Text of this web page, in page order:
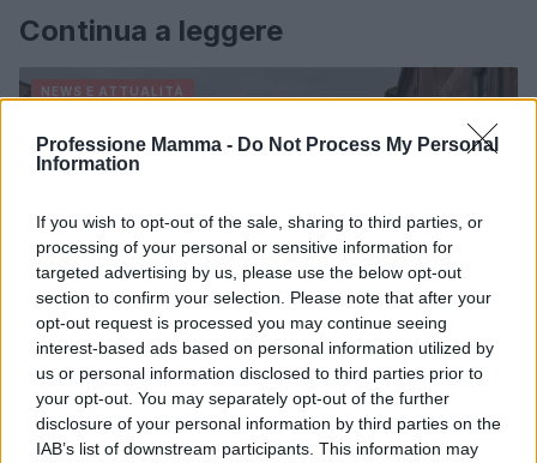
Professione Mamma - Do Not Process My Personal
Information
If you wish to opt-out of the sale, sharing to third parties, or
processing of your personal or sensitive information for
targeted advertising by us, please use the below opt-out
section to confirm your selection. Please note that after your
opt-out request is processed you may continue seeing
interest-based ads based on personal information utilized by
us or personal information disclosed to third parties prior to
your opt-out. You may separately opt-out of the further
disclosure of your personal information by third parties on the
IAB’s list of downstream participants. This information may
Continua a leggere
NEWS E ATTUALITÀ
Cinemadamare a Nova Siri e Grumento Nova: Cultura,
Formazione e Inclusione